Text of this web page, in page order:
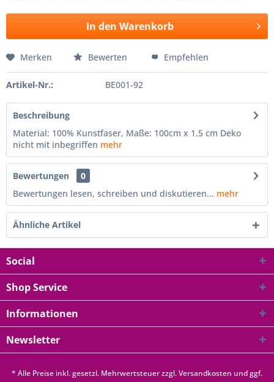
In den Warenkorb
Merken Bewerten Empfehlen
Artikel-Nr.: BE001-92
Beschreibung
Material: 100% Kunstfaser, Maße: 100cm x 1,5 cm Deko
nicht mit inbegriffen mehr
Bewertungen
0
Bewertungen lesen, schreiben und diskutieren... mehr
Ähnliche Artikel
Social
Shop Service
Informationen
Newsletter
* Alle Preise inkl. gesetzl. Mehrwertsteuer zzgl.Versandkosten und ggf.